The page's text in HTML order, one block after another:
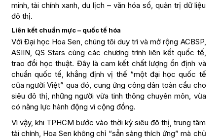
minh, tài chính xanh, du lịch – văn hóa số, quản trị dữ liệu
đô thị.
Liên kết chuẩn mực – quốc tế hóa
Với Đại học Hoa Sen, chúng tôi duy trì và mở rộng ACBSP,
ASIIN, QS Stars cùng các chương trình liên kết quốc tế,
trao đổi học thuật. Đây là cam kết chất lượng ổn định và
chuẩn quốc tế, khẳng định vị thế “một đại học quốc tế
của người Việt” qua đó, cung ứng công dân toàn cầu cho
siêu đô thị, những người vừa tinh thông chuyên môn, vừa
có năng lực hành động vì cộng đồng.
Vì vậy, khi TPHCM bước vào thời kỳ siêu đô thị, trung tâm
tài chính, Hoa Sen không chỉ “sẵn sàng thích ứng” mà chủ